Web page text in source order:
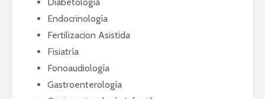
Endocrinología
Fertilizacion Asistida
Fisiatría
Fonoaudiología
Gastroenterología